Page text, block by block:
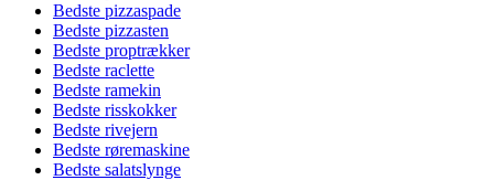
Bedste pizzaspade
Bedste pizzasten
Bedste proptrækker
Bedste raclette
Bedste ramekin
Bedste risskokker
Bedste rivejern
Bedste røremaskine
Bedste salatslynge